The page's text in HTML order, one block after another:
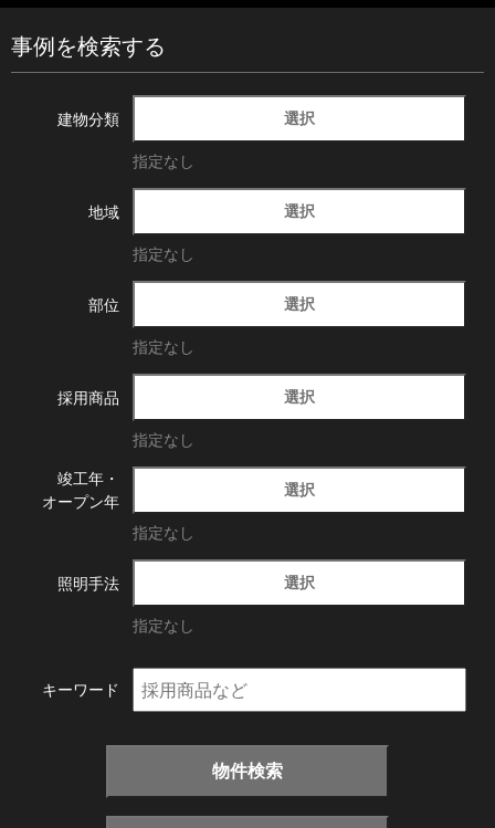
事例を検索する
建物分類 選択
指定なし
地域 選択
指定なし
部位 選択
指定なし
採用商品 選択
指定なし
竣工年・
オープン年
選択
指定なし
照明手法 選択
指定なし
キーワード
物件検索